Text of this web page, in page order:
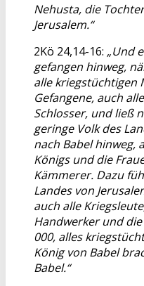
Nehusta, die
Jerusalem.“
2Kö 24,14-16: „Und
gefangen hinweg,
alle kriegstüchtigen
Gefangene, auch
Schlosser, und ließ
geringe Volk des
nach Babel hinweg,
Königs und die
Kämmerer. Dazu
Landes von
auch alle
Handwerker und
000, alles
König von Babel
Babel.“